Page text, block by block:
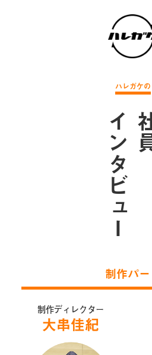
ハレガケの
インタビュー
制作パ
制作ディレクター
大串佳紀